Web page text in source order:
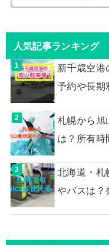
人気記事ランキング
新千歳空港
予約や長期
札幌から旭
は？所有時
北海道・札
やバスは？